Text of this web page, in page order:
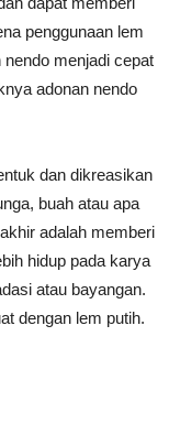
penggunaan lem
menjadi cepat
adonan nendo
dan dikreasikan
buah atau apa
adalah memberi
hidup pada karya
atau bayangan.
dengan lem putih.